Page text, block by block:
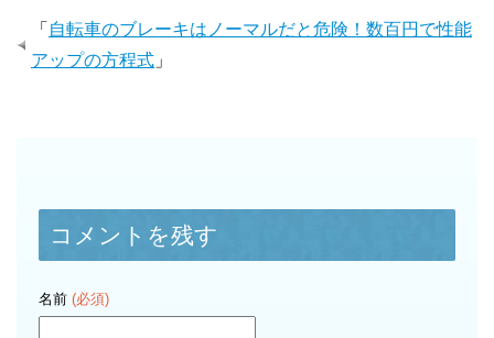
「 自転車のブレーキはノーマルだと危険！数百円で性能
アップの方程式 」
コメントを残す
名前 (必須)